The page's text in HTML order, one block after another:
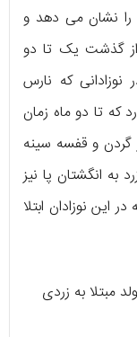
خود را نشان می دهد و
و بعد از گذشت یک تا دو
که نارس
دارد که تا دو ماه زمان
و قفسه سینه
به انگشتان پا نیز
این نوزادان ابتلا
مبتلا به زردی